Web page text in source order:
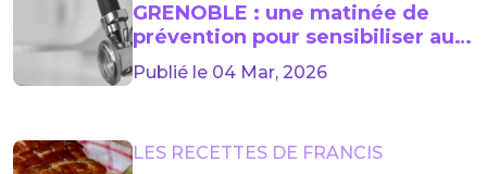
GRENOBLE : une matinée de
prévention pour sensibiliser au
dépistage du cancer colorectal
Publié le 04 Mar, 2026
LES RECETTES DE FRANCIS